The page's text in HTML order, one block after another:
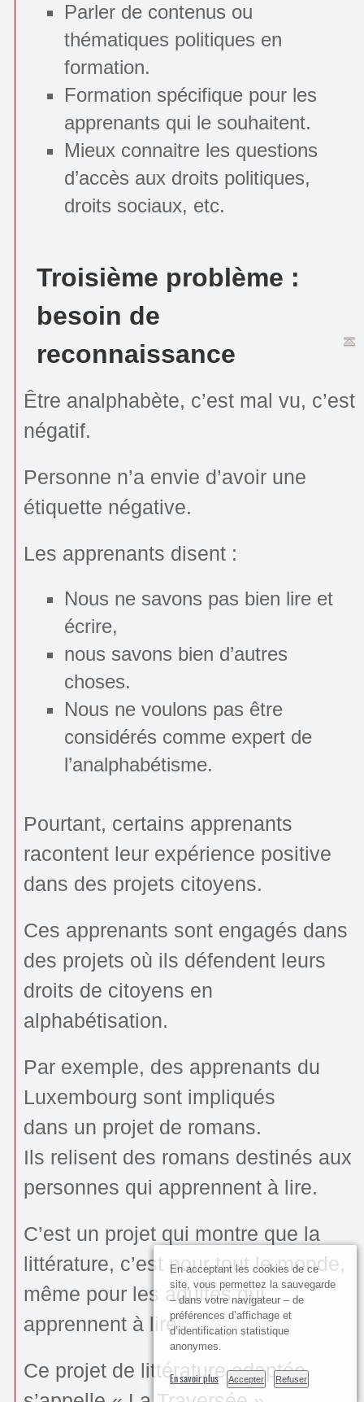
En acceptant les cookies de ce
site, vous permettez la sauvegarde
– dans votre navigateur – de
préférences d’affichage et
d’identification statistique
anonymes.
En savoir plus Accepter Refuser
Parler de contenus ou
thématiques politiques en
formation.
Formation spécifique pour les
apprenants qui le souhaitent.
Mieux connaitre les questions
d’accès aux droits politiques,
droits sociaux, etc.
Troisième problème :
besoin de
reconnaissance
Être analphabète, c’est mal vu, c’est
négatif.
Personne n’a envie d’avoir une
étiquette négative.
Les apprenants disent :
Nous ne savons pas bien lire et
écrire,
nous savons bien d’autres
choses.
Nous ne voulons pas être
considérés comme expert de
l’analphabétisme.
Pourtant, certains apprenants
racontent leur expérience positive
dans des projets citoyens.
Ces apprenants sont engagés dans
des projets où ils défendent leurs
droits de citoyens en
alphabétisation.
Par exemple, des apprenants du
Luxembourg sont impliqués
dans un projet de romans.
Ils relisent des romans destinés aux
personnes qui apprennent à lire.
C’est un projet qui montre que la
littérature, c’est pour tout le monde,
même pour les adultes qui
apprennent à lire.
Ce projet de littérature adaptée